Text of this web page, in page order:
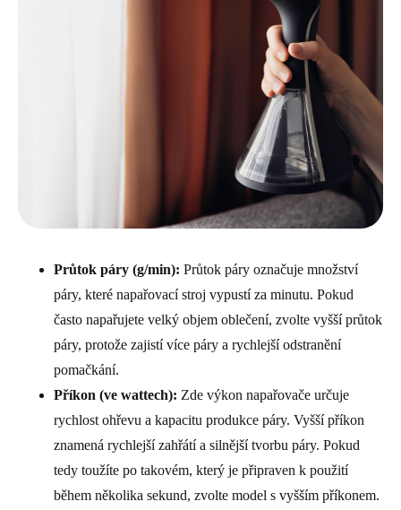
Průtok páry (g/min): Průtok páry označuje množství
páry, které napařovací stroj vypustí za minutu. Pokud
často napařujete velký objem oblečení, zvolte vyšší průtok
páry, protože zajistí více páry a rychlejší odstranění
pomačkání.
Příkon (ve wattech): Zde výkon napařovače určuje
rychlost ohřevu a kapacitu produkce páry. Vyšší příkon
znamená rychlejší zahřátí a silnější tvorbu páry. Pokud
tedy toužíte po takovém, který je připraven k použití
během několika sekund, zvolte model s vyšším příkonem.